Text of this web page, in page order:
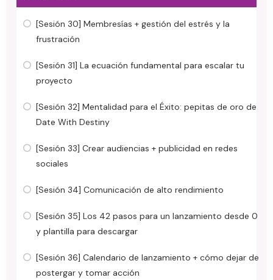
[Sesión 30] Membresías + gestión del estrés y la
frustración
[Sesión 31] La ecuación fundamental para escalar tu
proyecto
[Sesión 32] Mentalidad para el Éxito: pepitas de oro de
Date With Destiny
[Sesión 33] Crear audiencias + publicidad en redes
sociales
[Sesión 34] Comunicación de alto rendimiento
[Sesión 35] Los 42 pasos para un lanzamiento desde 0
y plantilla para descargar
[Sesión 36] Calendario de lanzamiento + cómo dejar de
postergar y tomar acción